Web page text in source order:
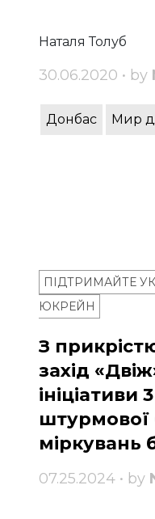
Наталя Толуб
30.06.2020 • by
Донбас Мир
ПІДТРИМАЙТЕ
ЮКРЕЙН
З
захід
ініціативи
штурмової
міркувань
07.25.2024 • by